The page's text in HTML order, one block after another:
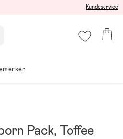
Kundeservice
Pack, Toffee